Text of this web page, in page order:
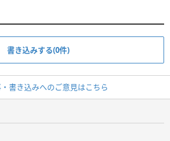
書き込みする(0件)
書き込みへのご意見はこちら